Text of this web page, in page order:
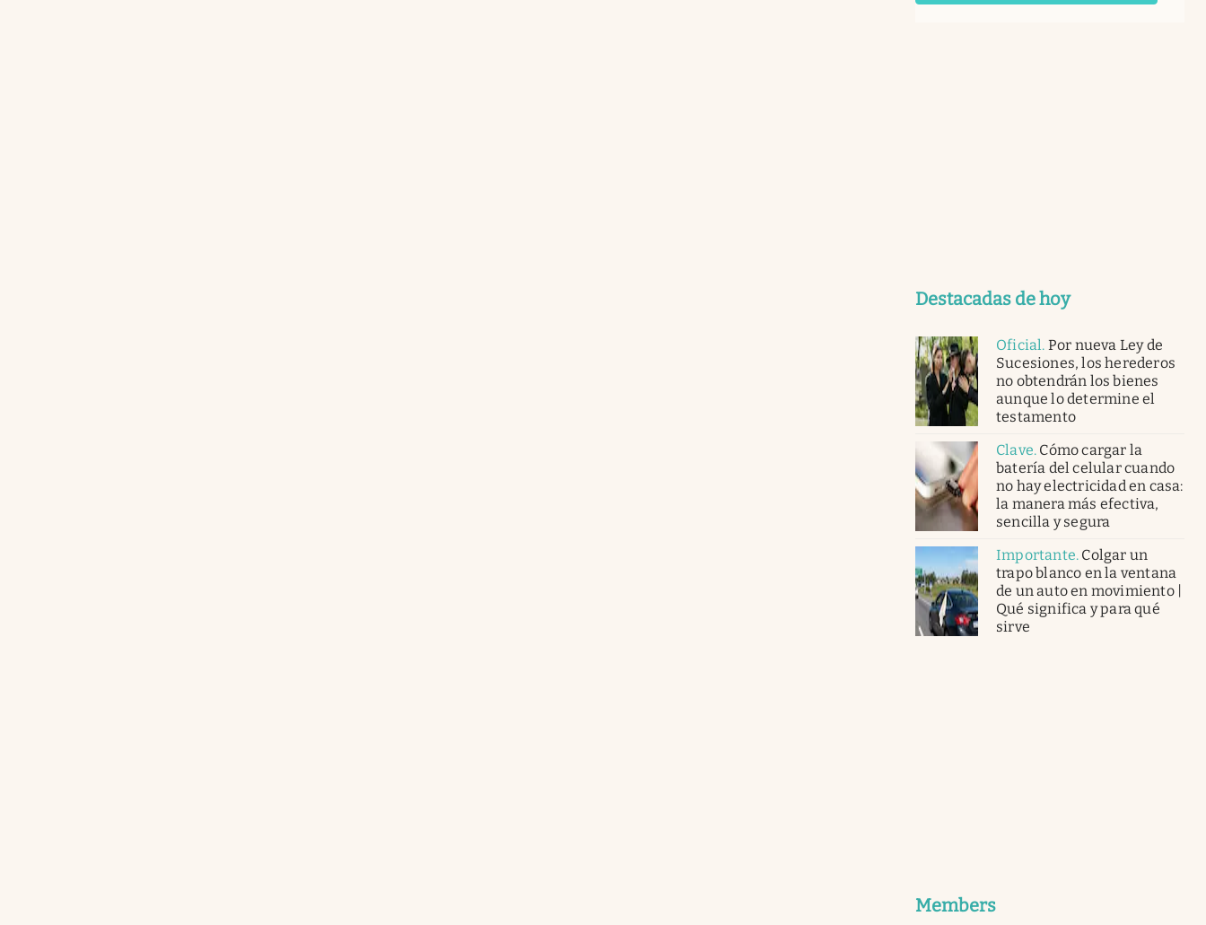
Destacadas de hoy
Oficial. Por nueva Ley de
Sucesiones, los herederos
no obtendrán los bienes
aunque lo determine el
testamento
Clave. Cómo cargar la
batería del celular cuando
no hay electricidad en casa:
la manera más efectiva,
sencilla y segura
Importante. Colgar un
trapo blanco en la ventana
de un auto en movimiento |
Qué significa y para qué
sirve
Members